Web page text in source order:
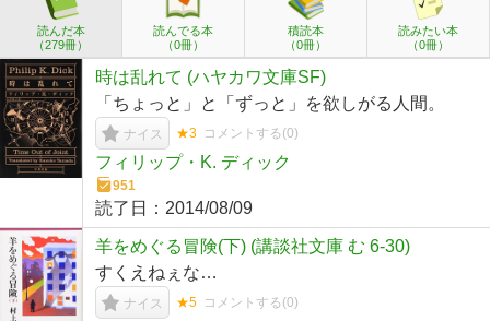
読んだ本
（279冊）
読んでる本
（0冊）
積読本
（0冊）
読みたい本
（0冊）
時は乱れて (ハヤカワ文庫SF)
「ちょっと」と「ずっと」を欲しがる人間。
ナイス ★3 コメントする(0)
フィリップ・K. ディック
951
読了日： 2014/08/09
羊をめぐる冒険(下) (講談社文庫 む 6-30)
すくえねぇな…
ナイス ★5 コメントする(0)